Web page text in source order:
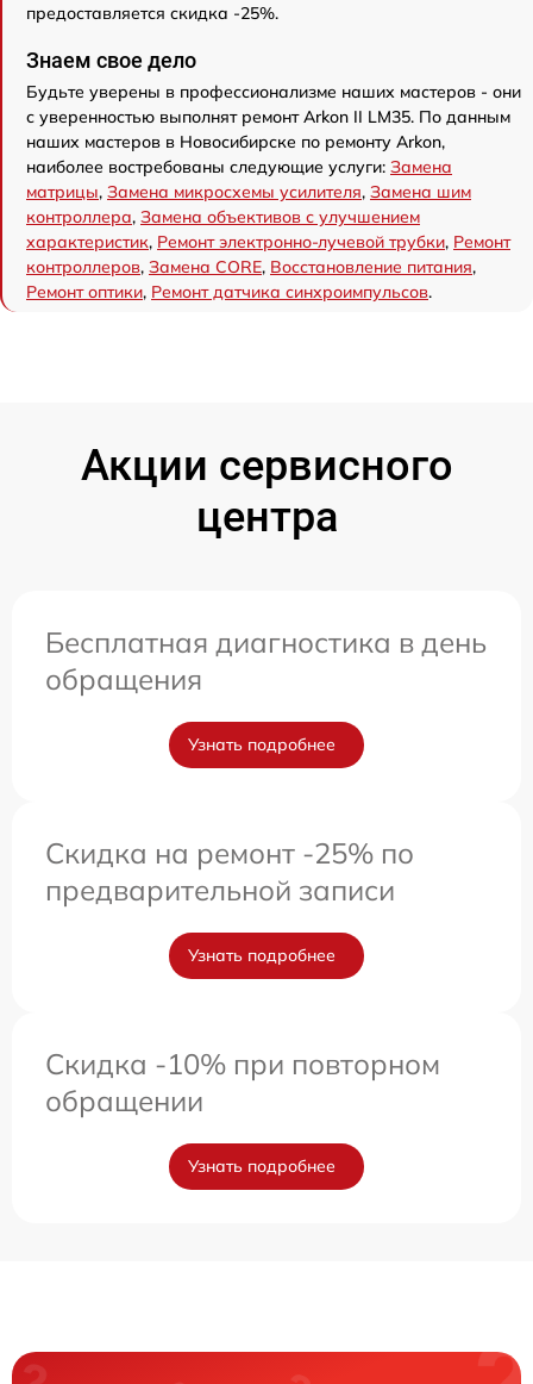
предоставляется скидка -25%.
Знаем свое дело
Будьте уверены в профессионализме наших мастеров - они
с уверенностью выполнят ремонт Arkon II LM35. По данным
наших мастеров в Новосибирске по ремонту Arkon,
наиболее востребованы следующие услуги: Замена
матрицы, Замена микросхемы усилителя, Замена шим
контроллера, Замена объективов с улучшением
характеристик, Ремонт электронно-лучевой трубки, Ремонт
контроллеров, Замена CORE, Восстановление питания,
Ремонт оптики, Ремонт датчика синхроимпульсов.
Акции сервисного
центра
Бесплатная диагностика в день
обращения
Узнать подробнее
Скидка на ремонт -25% по
предварительной записи
Узнать подробнее
Скидка -10% при повторном
обращении
Узнать подробнее